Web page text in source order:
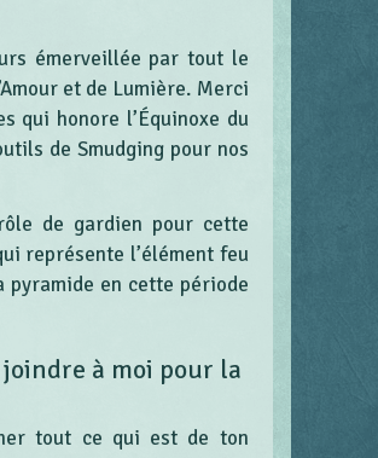
émerveillée par tout le
et de Lumière. Merci
qui honore l’Équinoxe du
de Smudging pour nos
de gardien pour cette
représente l’élément feu
pyramide en cette période
à moi pour la
tout ce qui est de ton